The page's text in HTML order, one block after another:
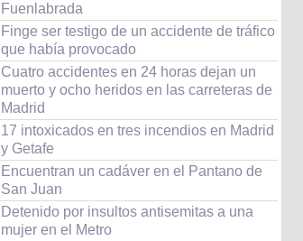
Fuenlabrada
Finge ser testigo de un accidente de tráfico
que había provocado
Cuatro accidentes en 24 horas dejan un
muerto y ocho heridos en las carreteras de
Madrid
17 intoxicados en tres incendios en Madrid
y Getafe
Encuentran un cadáver en el Pantano de
San Juan
Detenido por insultos antisemitas a una
mujer en el Metro